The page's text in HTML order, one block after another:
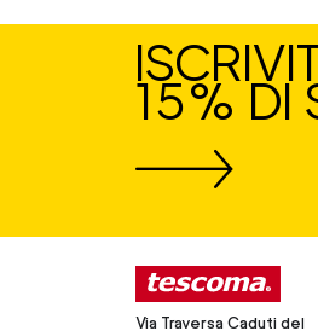
15% DI
Via Traversa Caduti del